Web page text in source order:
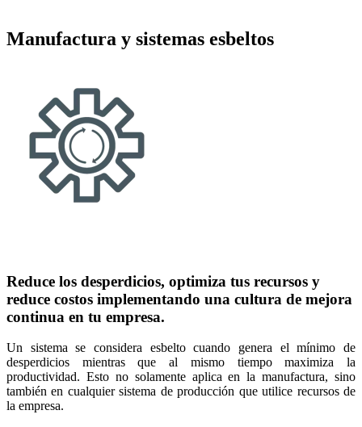
Manufactura y sistemas esbeltos
Reduce los desperdicios, optimiza tus recursos y
reduce costos implementando una cultura de mejora
continua en tu empresa.
Un sistema se considera esbelto cuando genera el mínimo de
desperdicios mientras que al mismo tiempo maximiza la
productividad. Esto no solamente aplica en la manufactura, sino
también en cualquier sistema de producción que utilice recursos de
la empresa.